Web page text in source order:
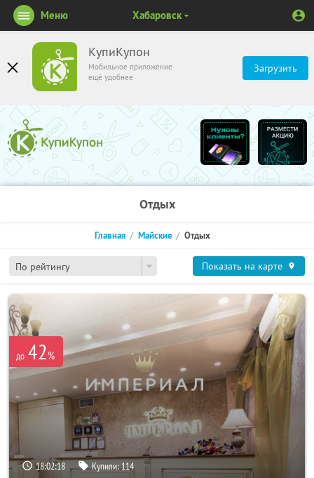
КупиКупон
Мобильное приложение
ещё удобнее
Загрузить
Меню Хабаровск
Отдых
По рейтингу
Главная Майские Отдых
Показать на карте
до 42%
18:02:18 Купили:114